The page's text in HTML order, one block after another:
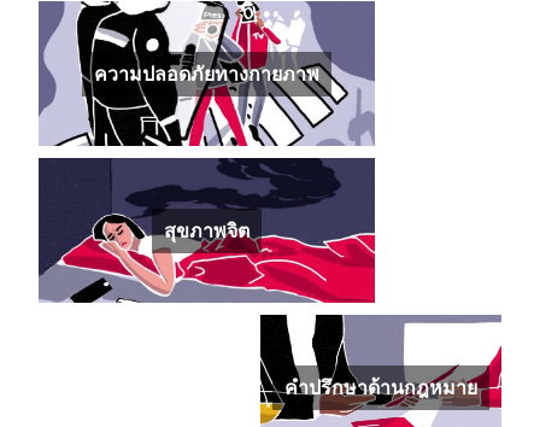
เคล็ดลับความปลอดภัยสำหรับนักข่าวที่รายงานการ
ชุมนุมประท้วง
ความปลอดภัยทางกายภาพ · 03/11/2025
ความปลอดภัยทางกายภาพ
สุขภาพจิต
คำปรึกษาด้านกฎหมาย